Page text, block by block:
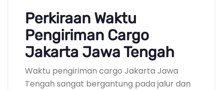
Perkiraan Waktu
Pengiriman Cargo
Jakarta Jawa Tengah
Waktu pengiriman cargo Jakarta Jawa
Tengah sangat bergantung pada jalur dan